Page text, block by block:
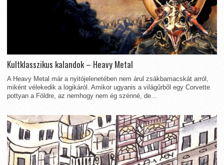
Kultklasszikus kalandok – Heavy Metal
A Heavy Metal már a nyitójelenetében nem árul zsákbamacskát arról,
miként vélekedik a logikáról. Amikor ugyanis a világűrből egy Corvette
pottyan a Földre, az nemhogy nem ég szénné, de...